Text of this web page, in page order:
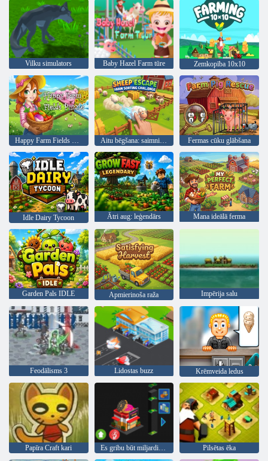
Vilku simulators Baby Hazel Farm tūre Zemkopība 10x10
Happy Farm Fields Puzle Aitu bēgšana: saimniecības šķirošanas izaicinājums Fermas cūku glābšana
Idle Dairy Tycoon Ātri aug: leģendārs Mana ideālā ferma
Garden Pals IDLE Apmierinoša raža Impērija salu
Feodālisms 3 Lidostas buzz Krēmveida ledus
Papīra Craft kari Es gribu būt miljardieris 2 Pilsētas ēka